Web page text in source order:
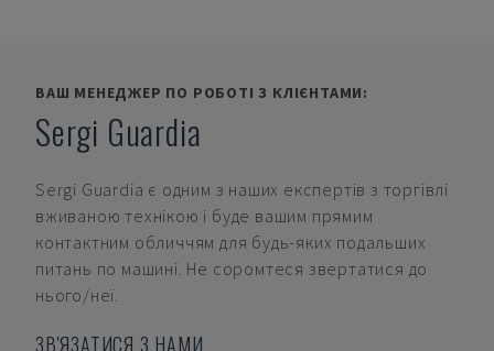
ВАШ МЕНЕДЖЕР ПО РОБОТІ З КЛІЄНТАМИ:
Sergi Guardia
Sergi Guardia є одним з наших експертів з торгівлі
вживаною технікою і буде вашим прямим
контактним обличчям для будь-яких подальших
питань по машині. Не соромтеся звертатися до
нього/неї.
ЗВ'ЯЗАТИСЯ З НАМИ